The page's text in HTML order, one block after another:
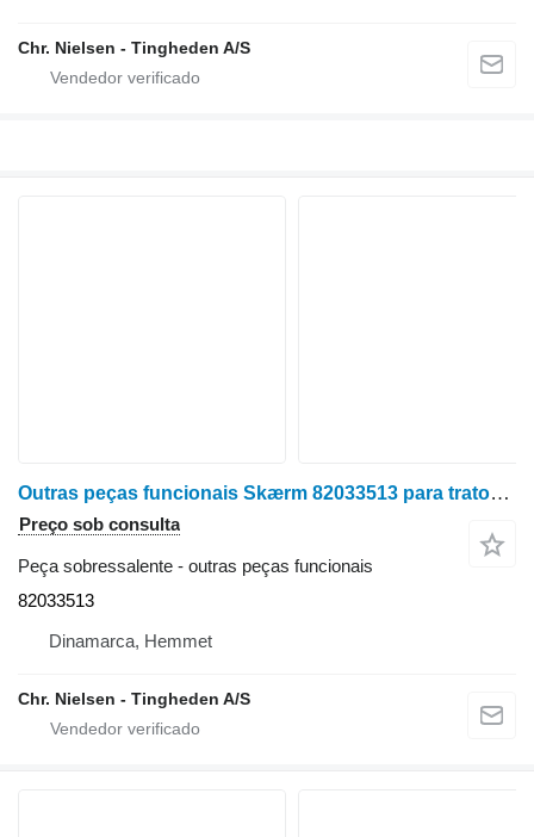
Chr. Nielsen - Tingheden A/S
Outras peças funcionais Skærm 82033513 para trator de rodas Case MXU135
Preço sob consulta
Peça sobressalente - outras peças funcionais
82033513
Dinamarca, Hemmet
Chr. Nielsen - Tingheden A/S